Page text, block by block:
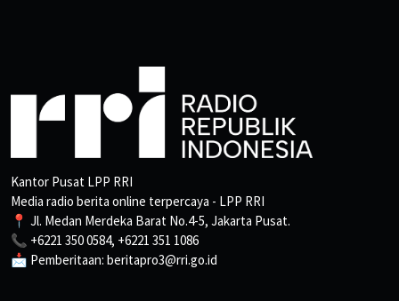
Kantor Pusat LPP RRI
Media radio berita online terpercaya - LPP RRI
📍 Jl. Medan Merdeka Barat No.4-5, Jakarta Pusat.
📞 +6221 350 0584, +6221 351 1086
📩 Pemberitaan: beritapro3@rri.go.id